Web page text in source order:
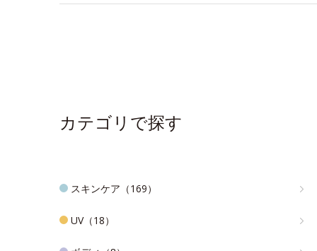
カテゴリで探す
スキンケア（169）
UV（18）